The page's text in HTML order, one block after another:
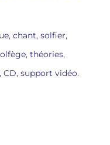
chant, solfier,
théories,
CD, support vidéo.